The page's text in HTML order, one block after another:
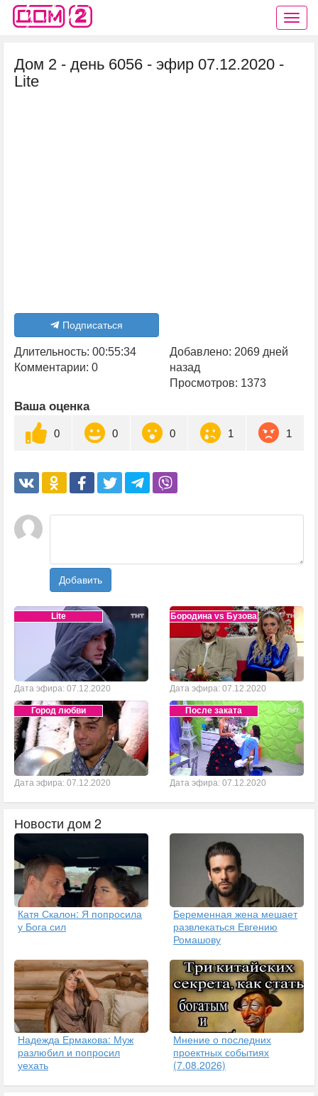
Дом 2 - день 6056 - эфир 07.12.2020 -
Lite
Подписаться
Длительность: 00:55:34
Комментарии: 0
Добавлено: 2069 дней
назад
Просмотров: 1373
Ваша оценка
0 0 0 1 1
Добавить
Lite
Дата эфира: 07.12.2020
Бородина vs Бузова
Дата эфира: 07.12.2020
Город любви
Дата эфира: 07.12.2020
После заката
Дата эфира: 07.12.2020
Новости дом 2
Катя Скалон: Я попросила
у Бога сил
Беременная жена мешает
развлекаться Евгению
Ромашову
Надежда Ермакова: Муж
разлюбил и попросил
уехать
Мнение о последних
проектных событиях
(7.08.2026)